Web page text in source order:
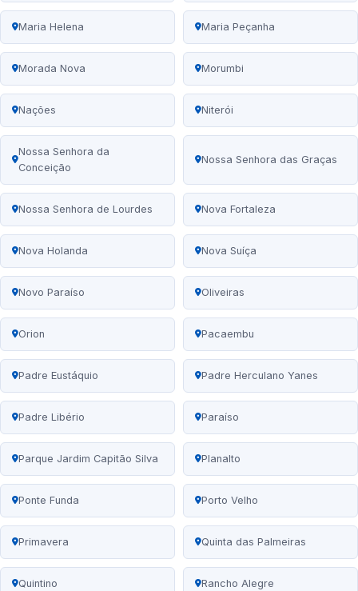
Maria Helena Maria Peçanha
Morada Nova Morumbi
Nações Niterói
Nossa Senhora da
Conceição
Nossa Senhora das Graças
Nossa Senhora de Lourdes Nova Fortaleza
Nova Holanda Nova Suíça
Novo Paraíso Oliveiras
Orion Pacaembu
Padre Eustáquio Padre Herculano Yanes
Padre Libério Paraíso
Parque Jardim Capitão Silva Planalto
Ponte Funda Porto Velho
Primavera Quinta das Palmeiras
Quintino Rancho Alegre